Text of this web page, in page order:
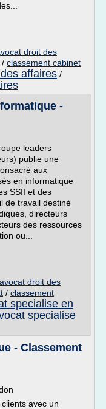
droit des
/ classement cabinet
affaires /
-
leaders
publie une
aux
en informatique
SSII et des
de travail destiné
directeurs
des ressources
ou...
droit des
/ classement
specialise en
specialise
- Classement
avec un